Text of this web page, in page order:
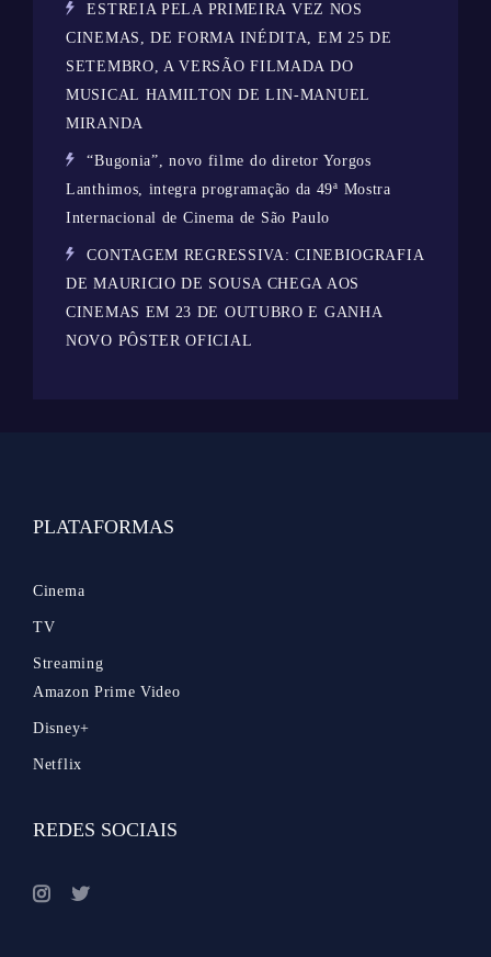
ESTREIA PELA PRIMEIRA VEZ NOS
CINEMAS, DE FORMA INÉDITA, EM 25 DE
SETEMBRO, A VERSÃO FILMADA DO
MUSICAL HAMILTON DE LIN-MANUEL
MIRANDA
“Bugonia”, novo filme do diretor Yorgos
Lanthimos, integra programação da 49ª Mostra
Internacional de Cinema de São Paulo
CONTAGEM REGRESSIVA: CINEBIOGRAFIA
DE MAURICIO DE SOUSA CHEGA AOS
CINEMAS EM 23 DE OUTUBRO E GANHA
NOVO PÔSTER OFICIAL
PLATAFORMAS
Cinema
TV
Streaming
Amazon Prime Video
Disney+
Netflix
REDES SOCIAIS